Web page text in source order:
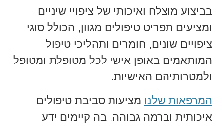
בביצוע מוצלח ואיכותי של ציפויי שיניים
ומציעים תפריט טיפולים מגוון, הכולל סוגי
ציפויים שונים, חומרים ותהליכי טיפול
המותאמים באופן אישי לכל מטופלת ומטופל
ולמטרותיהם האישיות.
המרפאות שלנו מציעות סביבת טיפולים
איכותית וברמה גבוהה, בה קיימים ידע